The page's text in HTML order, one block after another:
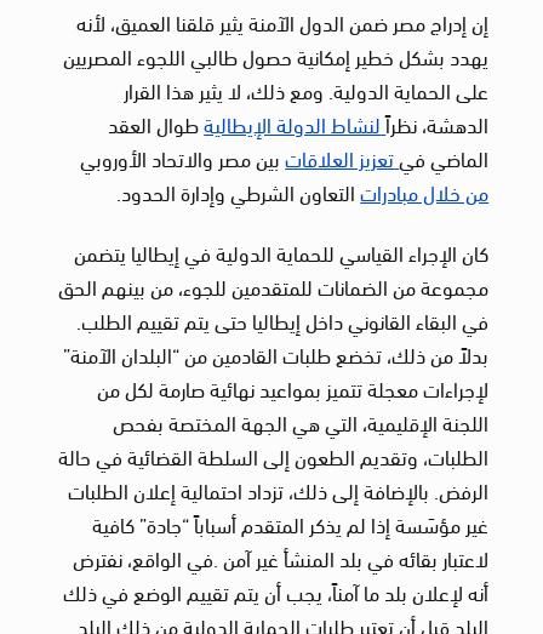
إن إدراج مصر ضمن الدول الآمنة يثير قلقنا العميق، لأنه
يهدد بشكل خطير إمكانية حصول طالبي اللجوء المصريين
على الحماية الدولية. ومع ذلك، لا يثير هذا القرار
الدهشة، نظراًلنشاط الدولة الإيطاليةطوال العقد
الماضي فيتعزيز العلاقاتبين مصر والاتحاد الأوروبي
من خلال مبادراتالتعاون الشرطي وإدارة الحدود.
كان الإجراء القياسي للحماية الدولية في إيطاليا يتضمن
مجموعة من الضمانات للمتقدمين للجوء، من بينهم الحق
في البقاء القانوني داخل إيطاليا حتى يتم تقييم الطلب.
بدلاً من ذلك، تخضع طلبات القادمين من “البلدان الآمنة”
لإجراءات معجلة تتميز بمواعيد نهائية صارمة لكل من
اللجنة الإقليمية، التي هي الجهة المختصة بفحص
الطلبات، وتقديم الطعون إلى السلطة القضائية في حالة
الرفض. بالإضافة إلى ذلك، تزداد احتمالية إعلان الطلبات
غير مؤسَسة إذا لم يذكر المتقدم أسباباً “جادة” كافية
لاعتبار بقائه في بلد المنشأ غير آمن .في الواقع، نفترض
أنه لإعلان بلد ما آمناً، يجب أن يتم تقييم الوضع في ذلك
البلد قبل أن تعتبر طلبات الحماية الدولية من ذلك البلد